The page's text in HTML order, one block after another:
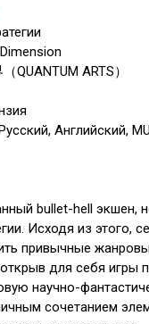
QUANTUM ARTS）
Английский,
bullet-hell экшен,
Исходя из этого,
привычные
для себя игры
научно-
сочетанием